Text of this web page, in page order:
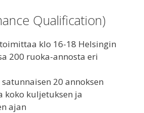
Qualification)
klo 16-18 Helsingin
200 ruoka-annosta eri
20 annoksen
koko kuljetuksen ja
ajan